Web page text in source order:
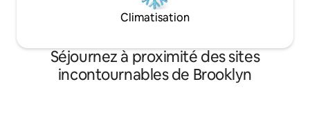
Climatisation
Séjournez à proximité des sites
incontournables de Brooklyn